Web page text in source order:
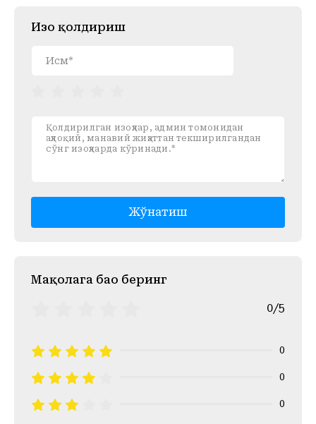
Изоҳ қолдириш
Жўнатиш
Mақолага баҳо беринг
0/5
0
0
0